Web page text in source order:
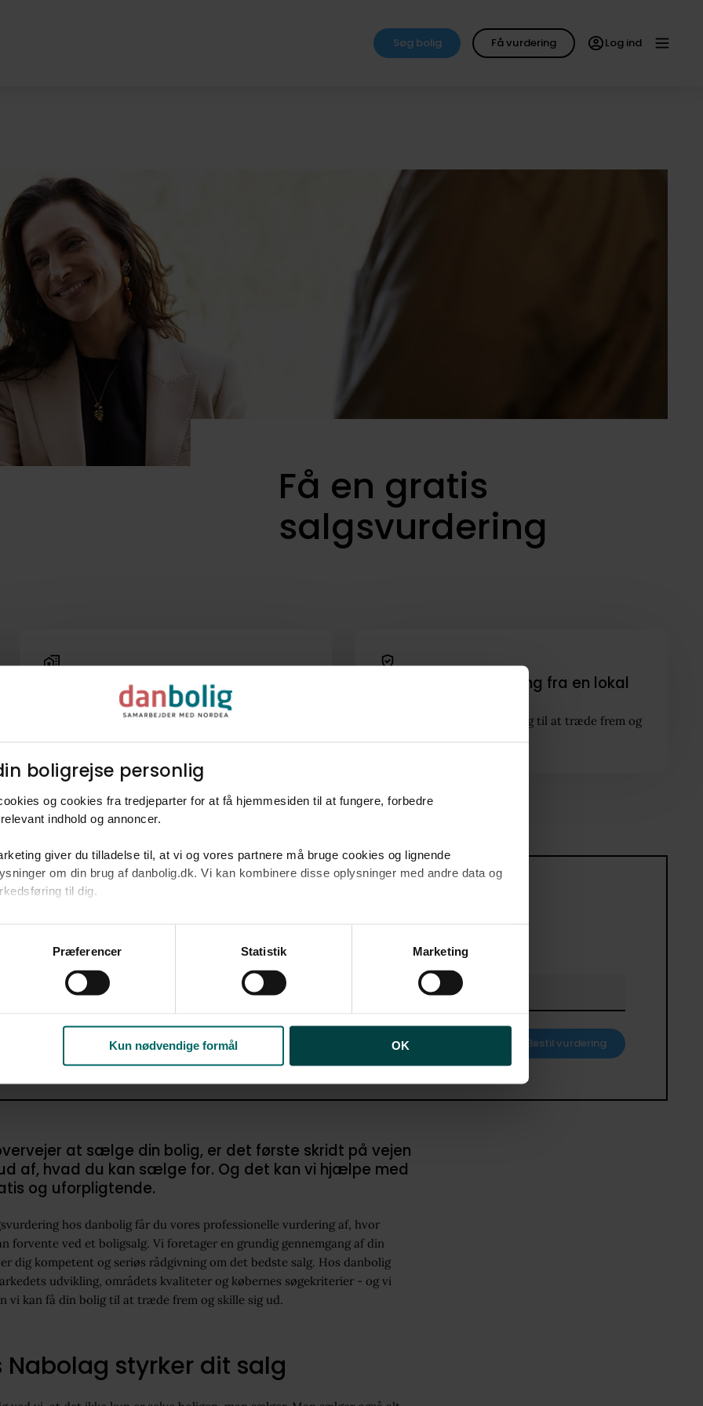
boligrejse personlig​
og cookies fra tredjeparter for at få hjemmesiden til at fungere, forbedre
indhold og annoncer.​
giver du tilladelse til, at vi og vores partnere må bruge cookies og lignende
om din brug af danbolig.dk. Vi kan kombinere disse oplysninger med andre data og
til dig.​
samtykke til alle formål. Du kan til enhver tid læse mere om brugen af cookies samt
at følge linket til vores
. Oplysninger om behandling af personoplysninger
Præferencer Statistik Marketing
Kun nødvendige formål OK
Søg bolig Få vurdering Log ind
Få en gratis
salgsvurdering
Grundig gennemgang af hele din
fra en mægler, der kender dit område og
Kompetent rådgivning fra en lokal
om hvad der kan få din bolig til at træde frem og
dine kontaktoplysninger
Fulde navn* E-mail* Telefon*
brugen af personlige oplysninger. Bestil vurdering
at sælge din bolig, er det første skridt på vejen
af, hvad du kan sælge for. Og det kan vi hjælpe med
og uforpligtende.
hos danbolig får du vores professionelle vurdering af, hvor
forvente ved et boligsalg. Vi foretager en grundig gennemgang af din
dig kompetent og seriøs rådgivning om det bedste salg. Hos danbolig
udvikling, områdets kvaliteter og købernes søgekriterier - og vi
vi kan få din bolig til at træde frem og skille sig ud.
Nabolag styrker dit salg